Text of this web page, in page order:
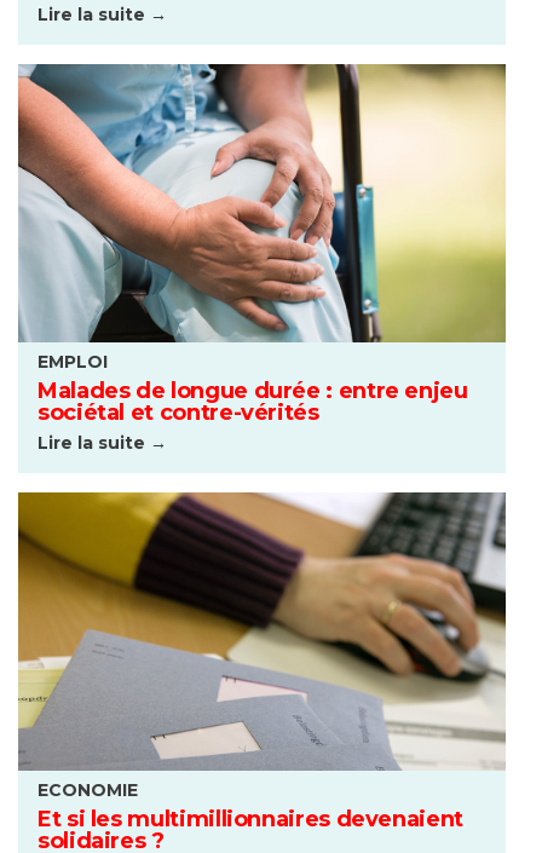
Lire la suite →
EMPLOI
Malades de longue durée : entre enjeu
sociétal et contre-vérités
Lire la suite →
ECONOMIE
Et si les multimillionnaires devenaient
solidaires ?